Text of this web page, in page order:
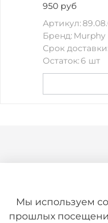
950 руб
Артикул:
Бренд: Murphy
Срок доставки:
Остаток:6 шт
Мы используем
прошлых